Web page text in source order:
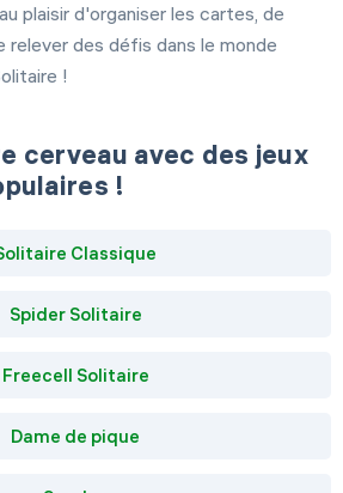
plaisir d'organiser les cartes, de
des défis dans le monde
!
cerveau avec des jeux
!
Classique
Spider Solitaire
Freecell Solitaire
Dame de pique